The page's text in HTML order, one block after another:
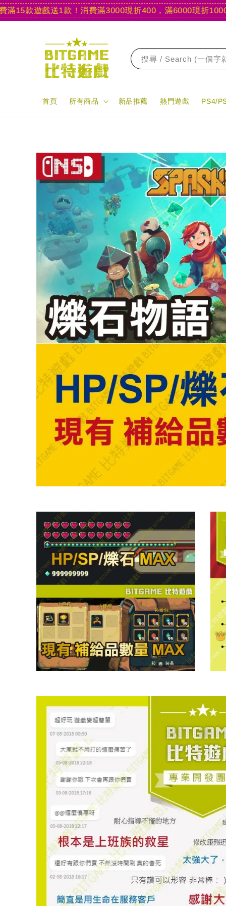
款遊戲送1款！消費滿3000現折400，滿6000現折1000【
搜尋 / Search (一個字
首頁 所有商品 新品推薦 熱門遊戲 PS4/